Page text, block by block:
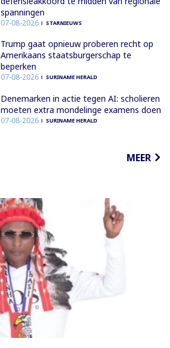
spanningen
07-08-2026 STARNIEUWS
Trump gaat opnieuw proberen recht op
Amerikaans staatsburgerschap te
beperken
07-08-2026 SURINAME HERALD
Denemarken in actie tegen AI: scholieren
moeten extra mondelinge examens doen
07-08-2026 SURINAME HERALD
MEER